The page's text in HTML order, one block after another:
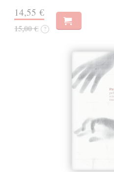
14,55 €
15,00 € ?